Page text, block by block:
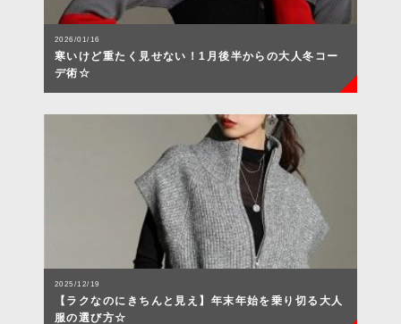
2026/01/16
寒いけど重たく見せない！1月後半からの大人冬コー
デ術☆
2025/12/19
【ラクなのにきちんと見え】年末年始を乗り切る大人
服の選び方☆